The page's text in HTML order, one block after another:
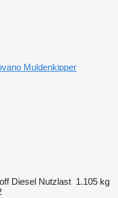
Muldenkipper
Diesel Nutzlast 1.105 kg